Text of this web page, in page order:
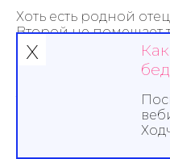
Хоть есть родной
Второй не помешает
Родной — обидит,
Второй — поможет,
Тебе спасибо кум за
За то, что лучший ты
Счастливым будь и
Живи до старости без
х